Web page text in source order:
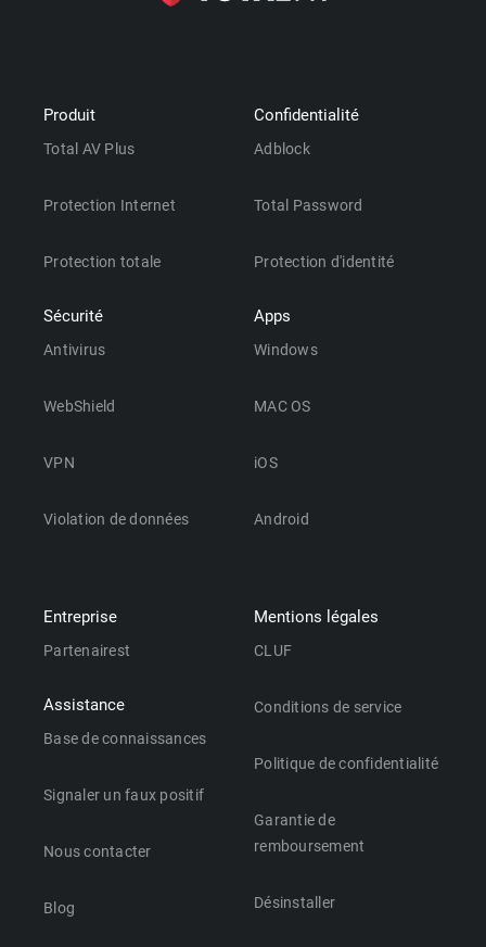
Produit
Total AV Plus
Protection Internet
Protection totale
Sécurité
Antivirus
WebShield
VPN
Violation de données
Confidentialité
Adblock
Total Password
Protection d'identité
Apps
Windows
MAC OS
iOS
Android
Entreprise
Partenairest
Assistance
Base de connaissances
Signaler un faux positif
Nous contacter
Blog
Mentions légales
CLUF
Conditions de service
Politique de confidentialité
Garantie de
remboursement
Désinstaller